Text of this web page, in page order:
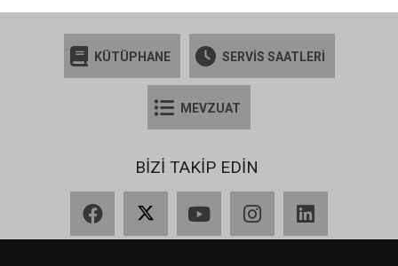
KÜTÜPHANE SERVİS SAATLERİ
MEVZUAT
BİZİ TAKİP EDİN